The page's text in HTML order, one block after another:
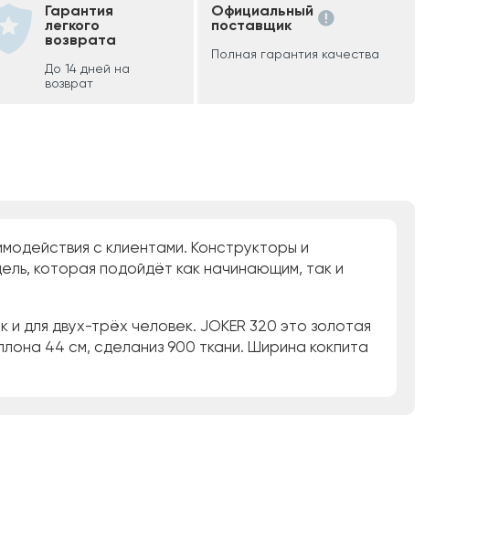
Гарантия
легкого
возврата
До 14 дней на
возврат
Официальный
поставщик
Полная гарантия качества
с клиентами. Конструкторы и
которая подойдёт как начинающим, так и
для двух-трёх человек. JOKER 320 это золотая
44 см, сделаниз 900 ткани. Ширина кокпита